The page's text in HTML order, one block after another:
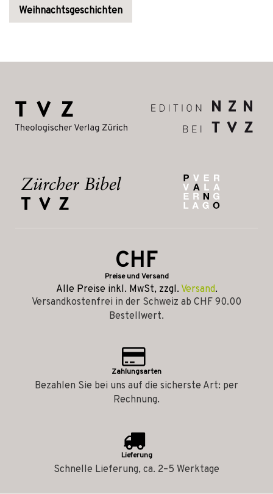
Weihnachtsgeschichten
CHF
Preise und Versand
Alle Preise inkl. MwSt, zzgl. Versand.
Versandkostenfrei in der Schweiz ab CHF 90.00
Bestellwert.
Zahlungsarten
Bezahlen Sie bei uns auf die sicherste Art: per
Rechnung.
Lieferung
Schnelle Lieferung, ca. 2–5 Werktage